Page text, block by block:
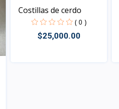
Costillas de cerdo
( 0 )
$25,000.00